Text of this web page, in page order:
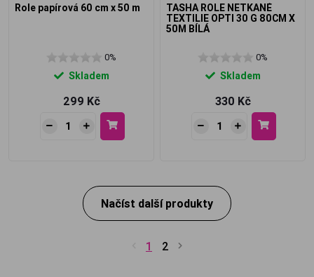
Role papírová 60 cm x 50 m
0%
Skladem
299 Kč
TASHA ROLE NETKANÉ
TEXTILIE OPTI 30 G 80CM X
50M BÍLÁ
0%
Skladem
330 Kč
Načíst další produkty
1 2